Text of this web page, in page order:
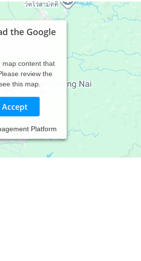
the Google
map content that
review the
this map.
Accept
Platform